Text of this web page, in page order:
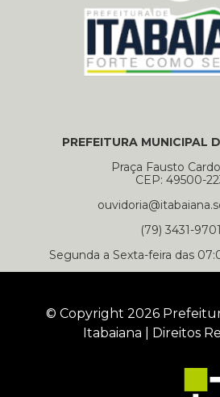
PREFEITURA MUNICIPAL
Praça Fausto
CEP: 49500-
(79) 3431-9701
Segunda a Sexta-feira das
© Copyright 2026
Itabaiana | Direitos